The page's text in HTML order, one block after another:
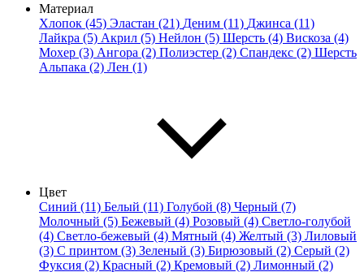
Материал
Хлопок (45) Эластан (21) Деним (11) Джинса (11)
Лайкра (5) Акрил (5) Нейлон (5) Шерсть (4) Вискоза (4)
Мохер (3) Ангора (2) Полиэстер (2) Спандекс (2) Шерсть
Альпака (2) Лен (1)
Цвет
Синий (11) Белый (11) Голубой (8) Черный (7)
Молочный (5) Бежевый (4) Розовый (4) Светло-голубой
(4) Светло-бежевый (4) Мятный (4) Желтый (3) Лиловый
(3) С принтом (3) Зеленый (3) Бирюзовый (2) Серый (2)
Фуксия (2) Красный (2) Кремовый (2) Лимонный (2)